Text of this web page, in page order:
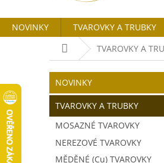
NOVINKY TVAROVKY A TRUBKY
Domů TVAROVKY A
s
r
Přeskočit
kategorie
NOVINKY
TVAROVKY A TRUBKY
MOSAZNÉ TVAROVKY
NEREZOVÉ TVAROVKY
MĚDĚNÉ (Cu) TVAROVKY